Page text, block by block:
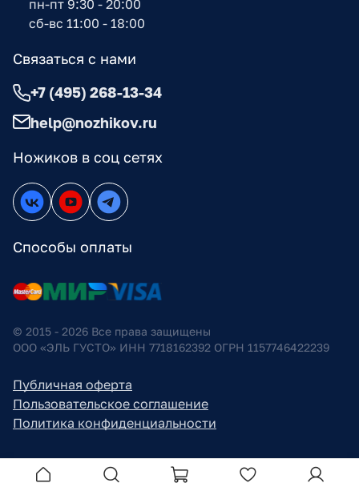
Ножиков в соц сетях
Способы оплаты
пн-пт 9:30 - 20:00
сб-вс 11:00 - 18:00
Связаться с нами
+7 (495) 268-13-34
help@nozhikov.ru
© 2015 - 2026 Все права защищены
ООО «ЭЛЬ ГУСТО» ИНН 7718162392 ОГРН 1157746422239
Публичная оферта
Пользовательское соглашение
Политика конфиденциальности